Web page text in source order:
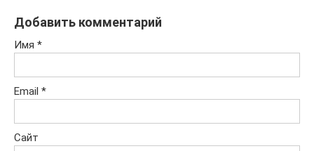
Добавить комментарий
Имя *
Email *
Сайт